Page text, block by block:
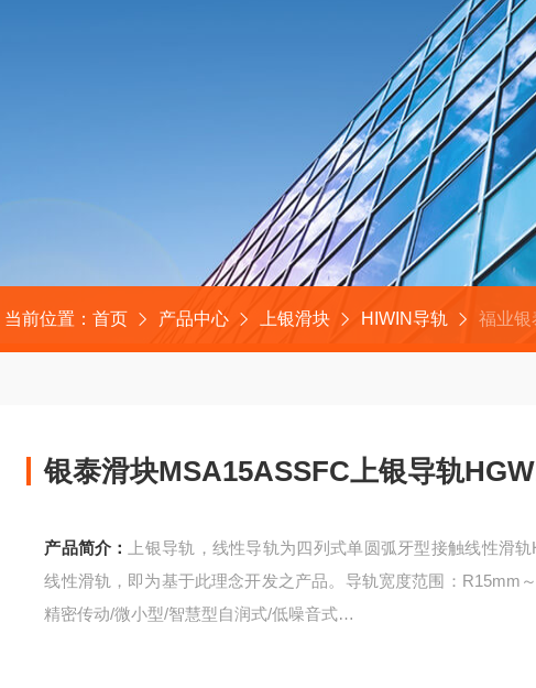
当前位置： 首页 产品中心 上银滑块 HIWIN导轨 福业银泰
银泰滑块MSA15ASSFC上银导轨
产品简介：
上银导轨，线性导轨为四列式单圆弧牙型接触线性滑
线性滑轨，即为基于此理念开发之产品。导轨宽度范围：R15mm
精密传动/微小型/智慧型自润式/低噪音式